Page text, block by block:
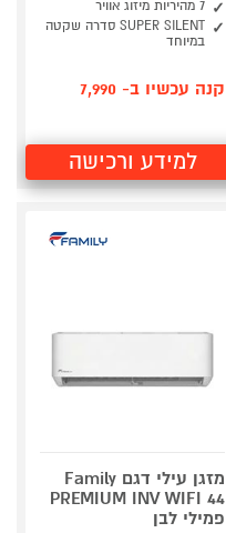
7 מהיריות מיזוג אוויר
SUPER SILENT סדרה שקטה
במיוחד
קנה עכשיו ב- 7,990
למידע ורכישה
מזגן עילי דגם Family
PREMIUM INV WIFI 44
פמילי לבן